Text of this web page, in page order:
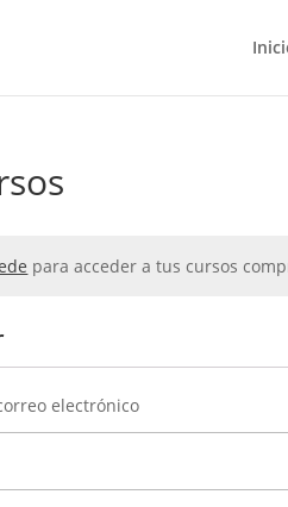
para acceder a tus cursos
electrónico